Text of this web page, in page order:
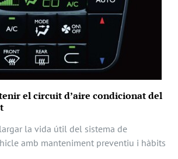
el circuit d’aire condicionat del
la vida útil del sistema de
amb manteniment preventiu i hàbits